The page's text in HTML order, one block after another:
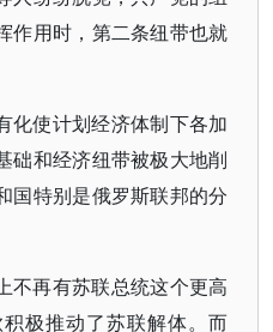
作用时，第二条纽带也就
化使计划经济体制下各加
础和经济纽带被极大地削
国特别是俄罗斯联邦的分
不再有苏联总统这个更高
极推动了苏联解体。而